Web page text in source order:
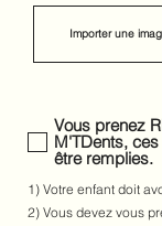
Importer une
Vous prenez
M'TDents,
être remplies.
1) Votre enfant doit
2) Vous devez vous